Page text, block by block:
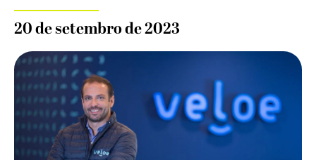
20 de setembro de 2023